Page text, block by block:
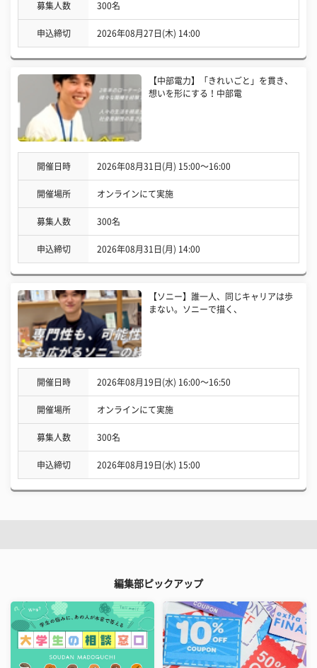
募集人数 300名
申込締切 2026年08月27日(木) 14:00
【中部電力】「きれいごと」を貫き、
想いを形にする！中部電
開催日時 2026年08月31日(月) 15:00〜16:00
開催場所 オンラインにて実施
募集人数 300名
申込締切 2026年08月31日(月) 14:00
【ソニー】誰一人、同じキャリアは歩
まない。ソニーで描く、
開催日時 2026年08月19日(水) 16:00〜16:50
開催場所 オンラインにて実施
募集人数 300名
申込締切 2026年08月19日(水) 15:00
編集部ピックアップ